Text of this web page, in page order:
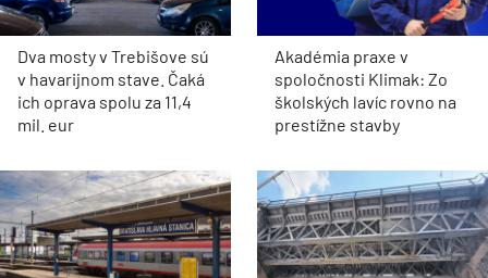
Dva mosty v Trebišove sú
v havarijnom stave. Čaká
ich oprava spolu za 11,4
mil. eur
Akadémia praxe v
spoločnosti Klimak: Zo
školských lavíc rovno na
prestížne stavby